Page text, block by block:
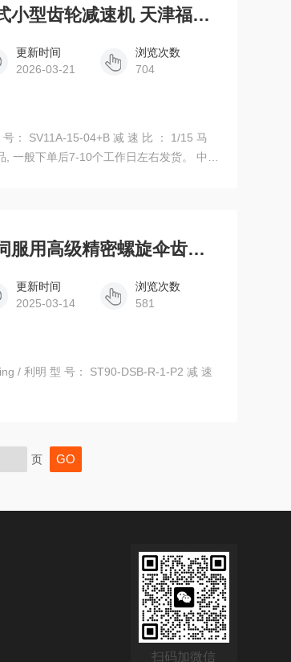
SV11A-15-04+B中国台湾利茗立式小型齿轮减速机 天津福业现货
更新时间
2026-03-21
浏览次数
704
ST90-DSB-R-1-P2中国台湾利茗伺服用高级精密螺旋伞齿轮减速机
更新时间
2025-03-14
浏览次数
581
页
扫码加微信